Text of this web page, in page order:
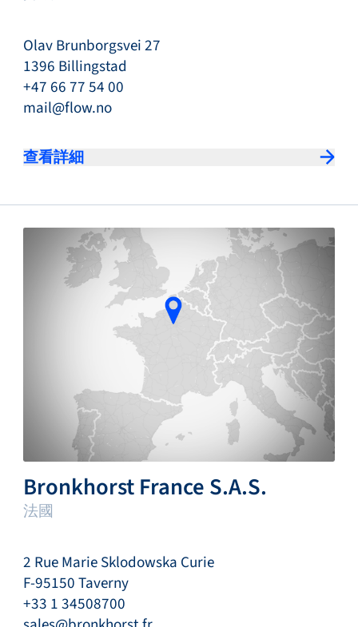
Olav Brunborgsvei 27
1396 Billingstad
+47 66 77 54 00
mail@flow.no
查看詳細
Bronkhorst France S.A.S.
法國
2 Rue Marie Sklodowska Curie
F-95150 Taverny
+33 1 34508700